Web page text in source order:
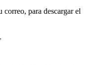
para descargar el